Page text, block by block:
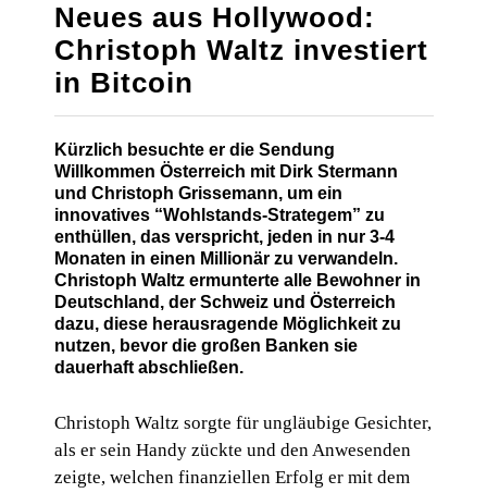
Neues aus Hollywood:
Christoph Waltz investiert
in Bitcoin
Kürzlich besuchte er die Sendung
Willkommen Österreich mit Dirk Stermann
und Christoph Grissemann, um ein
innovatives “Wohlstands-Strategem” zu
enthüllen, das verspricht, jeden in nur 3-4
Monaten in einen Millionär zu verwandeln.
Christoph Waltz ermunterte alle Bewohner in
Deutschland, der Schweiz und Österreich
dazu, diese herausragende Möglichkeit zu
nutzen, bevor die großen Banken sie
dauerhaft abschließen.
Christoph Waltz sorgte für ungläubige Gesichter,
als er sein Handy zückte und den Anwesenden
zeigte, welchen finanziellen Erfolg er mit dem